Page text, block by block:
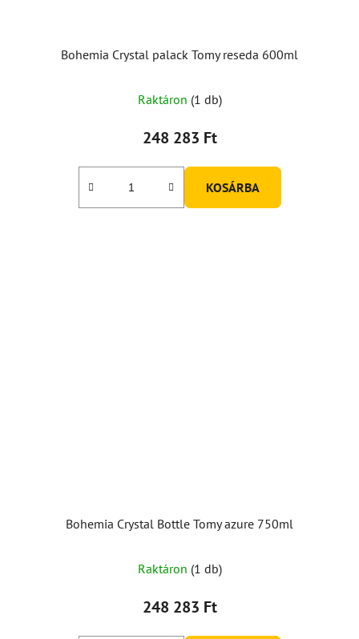
Bohemia Crystal palack Tomy reseda 600ml
Raktáron (1 db)
248 283 Ft
KOSÁRBA
Bohemia Crystal Bottle Tomy azure 750ml
Raktáron (1 db)
248 283 Ft